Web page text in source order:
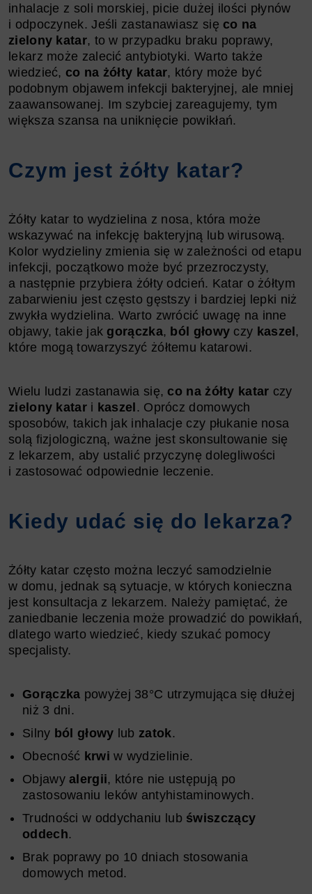
inhalacje z soli morskiej, picie dużej ilości płynów
i odpoczynek. Jeśli zastanawiasz się co na
zielony katar, to w przypadku braku poprawy,
lekarz może zalecić antybiotyki. Warto także
wiedzieć, co na żółty katar, który może być
podobnym objawem infekcji bakteryjnej, ale mniej
zaawansowanej. Im szybciej zareagujemy, tym
większa szansa na uniknięcie powikłań.
Czym jest żółty katar?
Żółty katar to wydzielina z nosa, która może
wskazywać na infekcję bakteryjną lub wirusową.
Kolor wydzieliny zmienia się w zależności od etapu
infekcji, początkowo może być przezroczysty,
a następnie przybiera żółty odcień. Katar o żółtym
zabarwieniu jest często gęstszy i bardziej lepki niż
zwykła wydzielina. Warto zwrócić uwagę na inne
objawy, takie jak gorączka, ból głowy czy kaszel,
które mogą towarzyszyć żółtemu katarowi.
Wielu ludzi zastanawia się, co na żółty katar czy
zielony katari kaszel. Oprócz domowych
sposobów, takich jak inhalacje czy płukanie nosa
solą fizjologiczną, ważne jest skonsultowanie się
z lekarzem, aby ustalić przyczynę dolegliwości
i zastosować odpowiednie leczenie.
Kiedy udać się do lekarza?
Żółty katar często można leczyć samodzielnie
w domu, jednak są sytuacje, w których konieczna
jest konsultacja z lekarzem. Należy pamiętać, że
zaniedbanie leczenia może prowadzić do powikłań,
dlatego warto wiedzieć, kiedy szukać pomocy
specjalisty.
Gorączka powyżej 38°C utrzymująca się dłużej
niż 3 dni.
Silny ból głowy lub zatok.
Obecność krwi w wydzielinie.
Objawyalergii, które nie ustępują po
zastosowaniu leków antyhistaminowych.
Trudności w oddychaniu lub świszczący
oddech.
Brak poprawy po 10 dniach stosowania
domowych metod.